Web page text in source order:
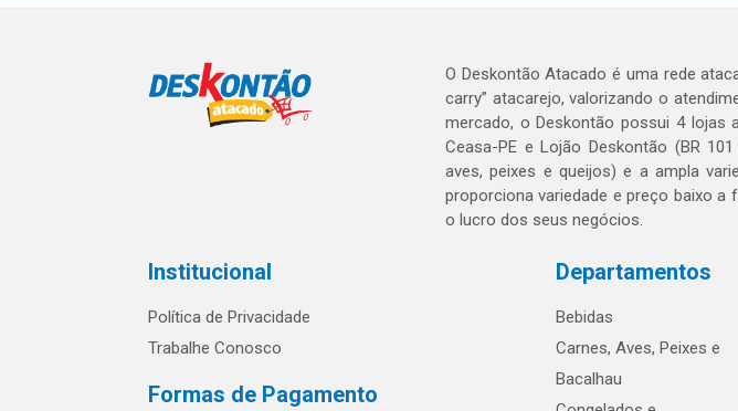
O Deskontão Atacado é uma rede
carry” atacarejo, valorizando o
mercado, o Deskontão possui 4 lojas
Ceasa-PE e Lojão Deskontão (BR
aves, peixes e queijos) e a ampla
proporciona variedade e preço baixo
o lucro dos seus negócios.
Institucional
Política de Privacidade
Trabalhe Conosco
Formas de Pagamento
Departamentos
Bebidas
Carnes, Aves, Peixes e
Bacalhau